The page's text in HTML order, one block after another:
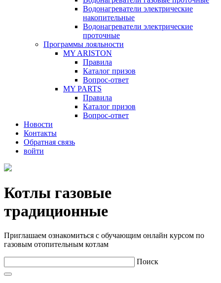
Водонагреватели электрические
накопительные
Водонагреватели электрические
проточные
Программы лояльности
MY ARISTON
Правила
Каталог призов
Вопрос-ответ
MY PARTS
Правила
Каталог призов
Вопрос-ответ
Новости
Контакты
Обратная связь
войти
Котлы газовые
традиционные
Приглашаем ознакомиться с обучающим онлайн курсом по
газовым отопительным котлам
Поиск